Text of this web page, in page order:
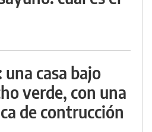
casa bajo
verde, con una
de contrucción